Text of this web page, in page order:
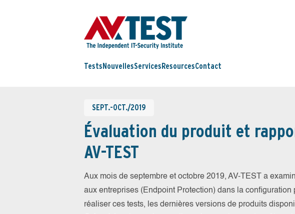
Tests NouvellesServices ResourcesContact
SEPT.-OCT./2019
Évaluation du produit et
AV-TEST
Aux mois de septembre et octobre 2019, AV-TEST a
aux entreprises (Endpoint Protection) dans la
réaliser ces tests, les dernières versions de produits